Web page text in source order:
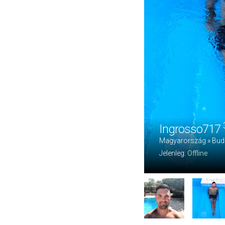
Ingrosso717
Magyarország »
Jelenleg: Offline